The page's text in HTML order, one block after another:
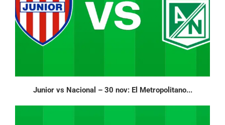
Junior vs Nacional – 30 nov: El Metropolitano...